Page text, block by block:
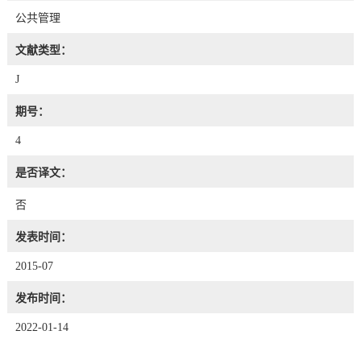
公共管理
文献类型：
J
期号：
4
是否译文：
否
发表时间：
2015-07
发布时间：
2022-01-14